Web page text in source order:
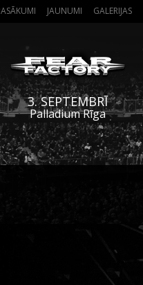
JAUNUMI GALERIJAS
3. SEPTEMBRĪ
Palladium Rīga